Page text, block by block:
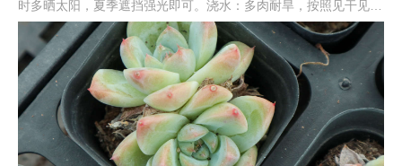
时多晒太阳，夏季遮挡强光即可。浇水：多肉耐旱，按照见干见湿
法浇水最好，夏冬季严格控水。温度：主要控制夏季和冬季的温
度，夏季加强通风，冬季搬到温暖处。施肥：春秋季最好每个月追
肥一次，选稀释的肥液，营养足长势更旺盛。